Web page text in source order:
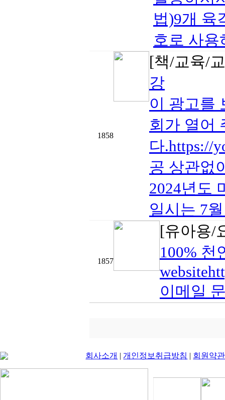
법)9개 육
호로 사용
1858
[책/교육/
강
이 광고를
회가 열어
다.https://
공 상관없
2024년도
일시는 7
1857
[유아용/
100% 천
이메일
회사소개 |개인정보취급방침 | 회원약관